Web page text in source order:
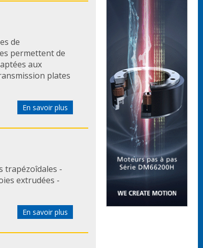
de
permettent de
aux
plates
En savoir plus
trapézoîdales -
extrudées -
En savoir plus